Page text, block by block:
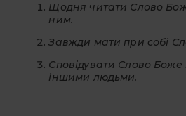
Щодня читати Слово
ним.
Завжди мати при собі
Сповідувати Слово Боже
іншими людьми.